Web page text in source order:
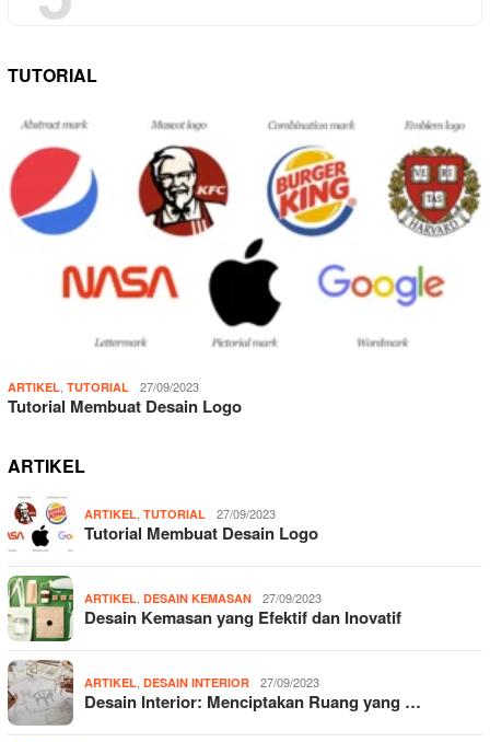
TUTORIAL
ARTIKEL TUTORIAL 27/09/2023
Tutorial Membuat Desain Logo
ARTIKEL
ARTIKEL TUTORIAL 27/09/2023
Tutorial Membuat Desain Logo
ARTIKEL DESAIN KEMASAN 27/09/2023
Desain Kemasan yang Efektif dan Inovatif
ARTIKEL DESAIN INTERIOR 27/09/2023
Desain Interior: Menciptakan Ruang yang …